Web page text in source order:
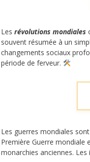
Les révolutions mondiales
souvent résumée à un
changements sociaux
période de ferveur.
Les guerres mondiales
Première Guerre mondiale
monarchies anciennes.